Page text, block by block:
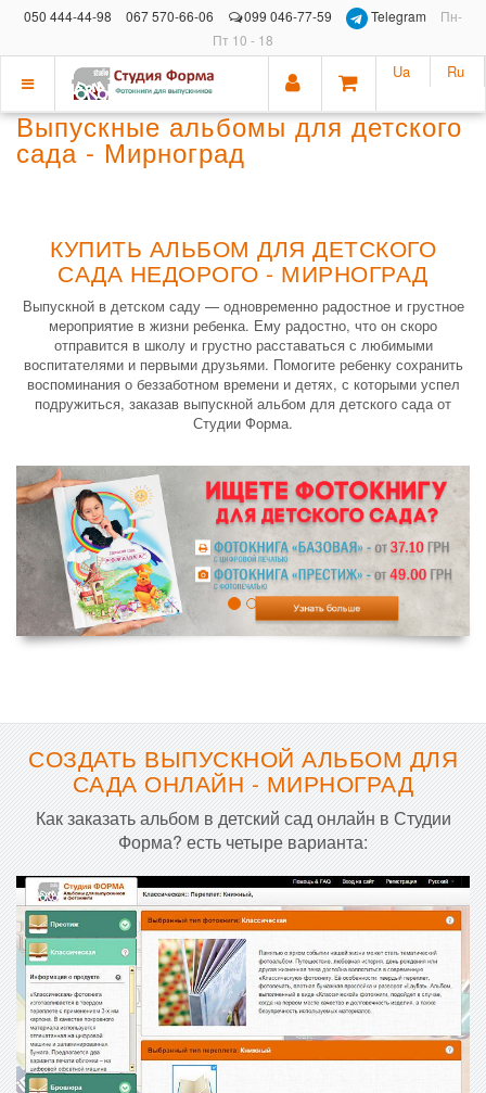
050 444-44-98 067 570-66-06 099 046-77-59 Telegram
Пн-
Пт 10 - 18
Показать
меню
Ua Ru
Выпускные альбомы для детского
сада - Мирноград
КУПИТЬ АЛЬБОМ ДЛЯ ДЕТСКОГО
САДА НЕДОРОГО - МИРНОГРАД
Выпускной в детском саду — одновременно радостное и грустное
мероприятие в жизни ребенка. Ему радостно, что он скоро
отправится в школу и грустно расставаться с любимыми
воспитателями и первыми друзьями. Помогите ребенку сохранить
воспоминания о беззаботном времени и детях, с которыми успел
подружиться, заказав выпускной альбом для детского сада от
Студии Форма.
СОЗДАТЬ ВЫПУСКНОЙ АЛЬБОМ ДЛЯ
САДА ОНЛАЙН - МИРНОГРАД
Как заказать альбом в детский сад онлайн в Студии
Форма? есть четыре варианта: